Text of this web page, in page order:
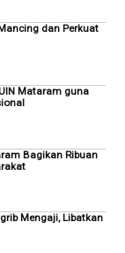
dan Perkuat
Mataram guna
Bagikan Ribuan
Mengaji, Libatkan